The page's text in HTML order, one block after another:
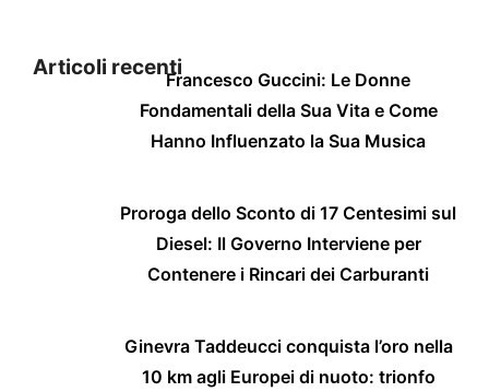
Articoli recentiFrancesco Guccini: Le Donne
Fondamentali della Sua Vita e Come
Hanno Influenzato la Sua Musica
Proroga dello Sconto di 17 Centesimi sul
Diesel: Il Governo Interviene per
Contenere i Rincari dei Carburanti
Ginevra Taddeucci conquista l’oro nella
10 km agli Europei di nuoto: trionfo